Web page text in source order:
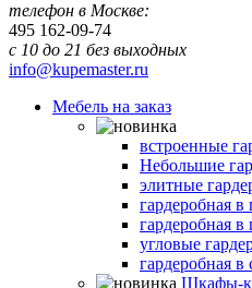
телефон в Москве:
495 162-09-74
с 10 до 21 без выходных
info@kupemaster.ru
Мебель на заказ
встроенные
Небольшие
элитные
гардеробная
гардеробная
угловые
гардеробная
Шкафы-